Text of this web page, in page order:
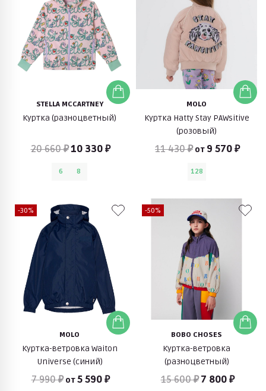
STELLA MCCARTNEY
Куртка (разноцветный)
20 660 ₽10 330 ₽
6 8
MOLO
Куртка Hatty Stay PAWsitive
(розовый)
11 430 ₽ от 9 570 ₽
128
-30%
MOLO
Куртка-ветровка Waiton
Universe (синий)
7 990 ₽ от5 590 ₽
-50%
BOBO CHOSES
Куртка-ветровка
(разноцветный)
15 600 ₽ 7 800 ₽